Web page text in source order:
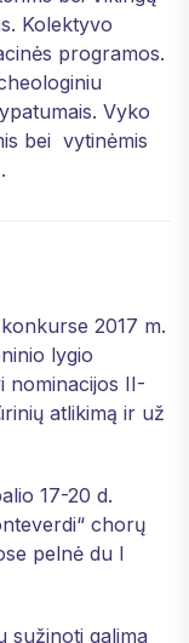
Kolektyvo
programos.
Vyko
bei vytinėmis
2017 m.
lygio
nominacijos II-
atlikimą ir už
17-20 d.
chorų
pelnė du I
sužinoti galima